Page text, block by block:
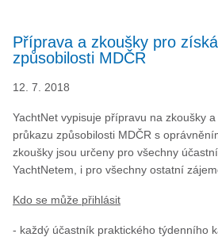
Příprava a zkoušky pro
způsobilosti MDČR
12. 7. 2018
YachtNet vypisuje přípravu na zkoušky
průkazu způsobilosti MDČR s
zkoušky jsou určeny pro všechny
YachtNetem, i pro všechny ostatní
Kdo se může přihlásit
- každý účastník praktického týdenního